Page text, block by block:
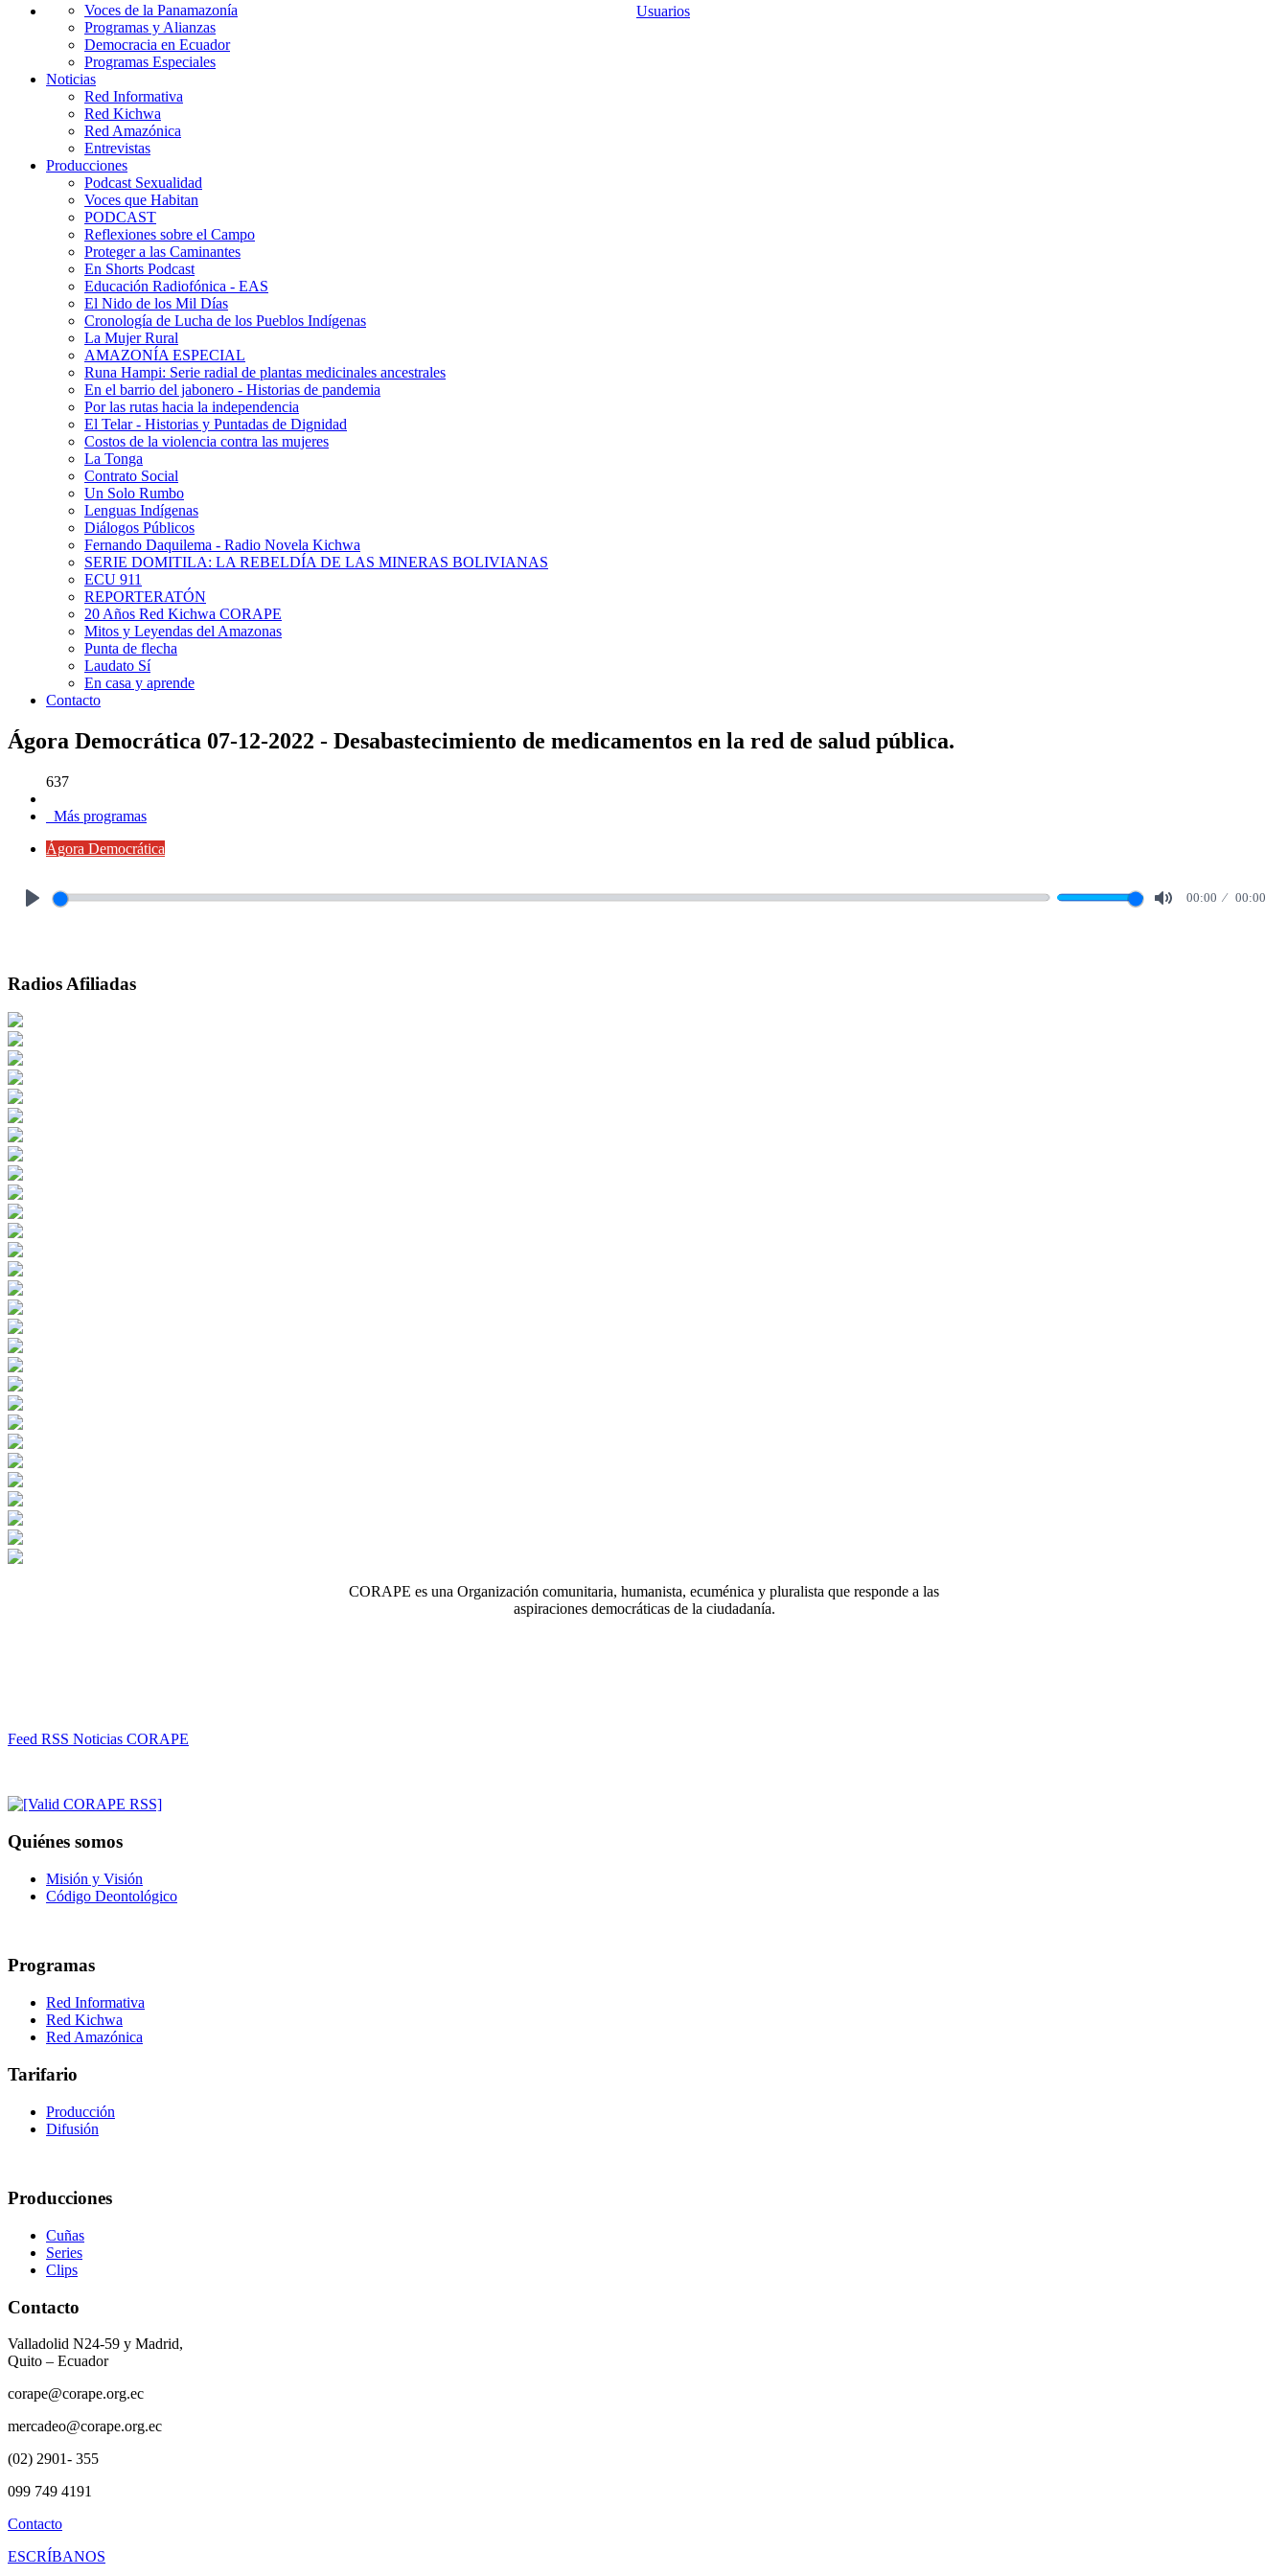
Usuarios
Voces de la Panamazonía
Programas y Alianzas
Democracia en Ecuador
Programas Especiales
Noticias
Red Informativa
Red Kichwa
Red Amazónica
Entrevistas
Producciones
Podcast Sexualidad
Voces que Habitan
PODCAST
Reflexiones sobre el Campo
Proteger a las Caminantes
En Shorts Podcast
Educación Radiofónica - EAS
El Nido de los Mil Días
Cronología de Lucha de los Pueblos Indígenas
La Mujer Rural
AMAZONÍA ESPECIAL
Runa Hampi: Serie radial de plantas medicinales ancestrales
En el barrio del jabonero - Historias de pandemia
Por las rutas hacia la independencia
El Telar - Historias y Puntadas de Dignidad
Costos de la violencia contra las mujeres
La Tonga
Contrato Social
Un Solo Rumbo
Lenguas Indígenas
Diálogos Públicos
Fernando Daquilema - Radio Novela Kichwa
SERIE DOMITILA: LA REBELDÍA DE LAS MINERAS BOLIVIANAS
ECU 911
REPORTERATÓN
20 Años Red Kichwa CORAPE
Mitos y Leyendas del Amazonas
Punta de flecha
Laudato Sí
En casa y aprende
Contacto
Ágora Democrática 07-12-2022 - Desabastecimiento de medicamentos en la red de salud pública.
637
Más programas
Ágora Democrática
00:00 00:00
Radios Afiliadas
CORAPE es una Organización comunitaria, humanista, ecuménica y pluralista que responde a las
aspiraciones democráticas de la ciudadanía.
Feed RSS Noticias CORAPE
Quiénes somos
Misión y Visión
Código Deontológico
Programas
Red Informativa
Red Kichwa
Red Amazónica
Tarifario
Producción
Difusión
Producciones
Cuñas
Series
Clips
Contacto
Valladolid N24-59 y Madrid,
Quito – Ecuador
corape@corape.org.ec
mercadeo@corape.org.ec
(02) 2901- 355
099 749 4191
Contacto
ESCRÍBANOS